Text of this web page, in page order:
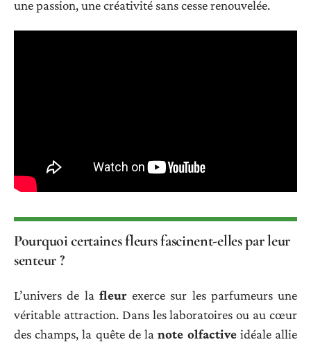
une passion, une créativité sans cesse renouvelée.
Pourquoi certaines fleurs fascinent-elles par leur
senteur ?
L’univers de la fleurexerce sur les parfumeurs une
véritable attraction. Dans les laboratoires ou au cœur
des champs, la quête de lanote olfactiveidéale allie